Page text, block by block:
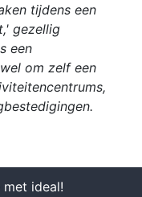
tijdens een
gezellig
een
om zelf een
ideal!